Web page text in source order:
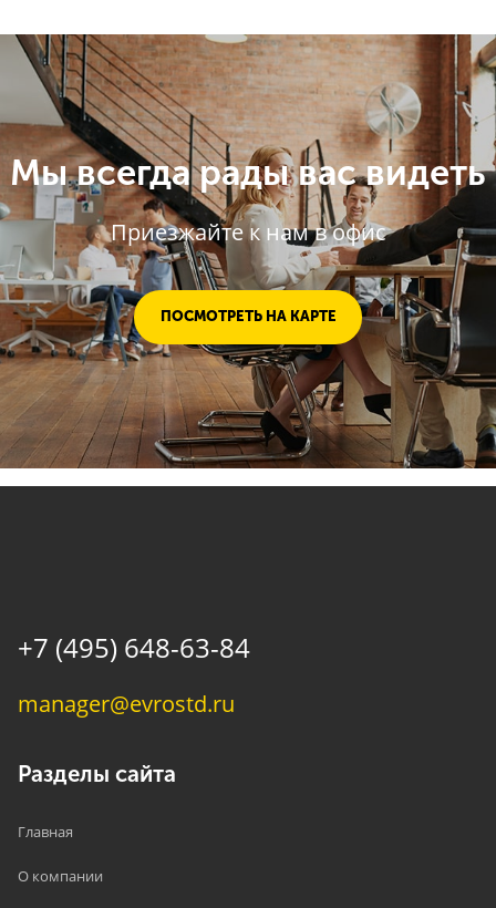
Мы всегда рады вас видеть
Приезжайте к нам в офис
ПОСМОТРЕТЬ НА КАРТЕ
+7 (495) 648-63-84
manager@evrostd.ru
Разделы сайта
Главная
О компании